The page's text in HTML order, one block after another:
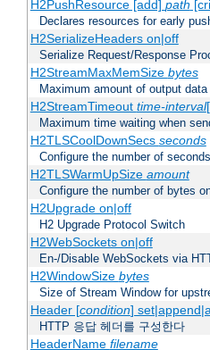
H2PushResource [add] path
Declares resources for early
H2SerializeHeaders on|off
Serialize Request/Response
H2StreamMaxMemSize bytes
Maximum amount of output
H2StreamTimeout time-interval
Maximum time waiting when
H2TLSCoolDownSecs seconds
Configure the number of
H2TLSWarmUpSize amount
Configure the number of bytes
H2Upgrade on|off
H2 Upgrade Protocol Switch
H2WebSockets on|off
En-/Disable WebSockets via
H2WindowSize bytes
Size of Stream Window for
Header [condition]
HTTP 응답 헤더를 구성한다
HeaderName filename